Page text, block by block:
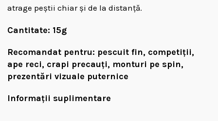
atrage peștii chiar și de la distanță.
Cantitate: 15g
Recomandat pentru: pescuit fin, competiții,
ape reci, crapi precauți, monturi pe spin,
prezentări vizuale puternice
Informații suplimentare